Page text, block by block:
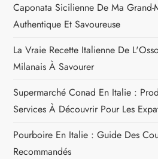
r
t
c
l
Caponata Sicilienne De Ma Grand-
Authentique Et Savoureuse
La Vraie Recette Italienne De
Milanais À Savourer
Supermarché Conad En Italie :
Services À Découvrir Pour Les
Pourboire En Italie : Guide Des
Recommandés